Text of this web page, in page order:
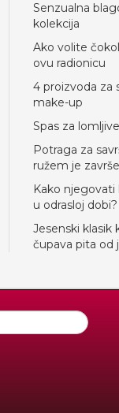
Senzualna
kolekcija
Ako volite
ovu radionicu
4 proizvoda za
make-up
Spas za
Potraga za
ružem je
Kako njegovati
u odrasloj dobi?
Jesenski klasik
čupava pita od